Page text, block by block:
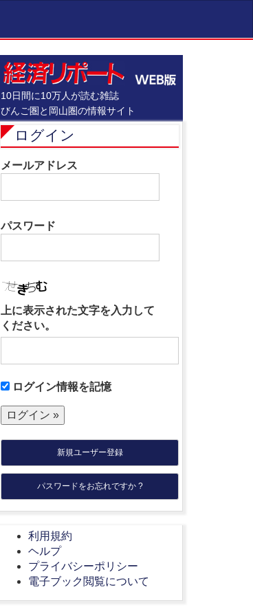
10日間に10万人が読む雑誌
びんご圏と岡山圏の情報サイト
ログイン
メールアドレス
パスワード
上に表示された文字を入力して
ください。
ログイン情報を記憶
新規ユーザー登録
パスワードをお忘れですか ?
利用規約
ヘルプ
プライバシーポリシー
電子ブック閲覧について